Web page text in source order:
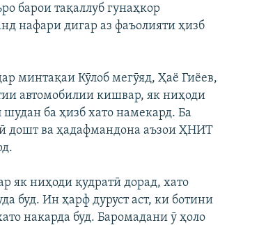
барои тақаллуб гунаҳкор
нафари дигар аз фаъолияти ҳизб
минтақаи Кӯлоб мегӯяд, Ҳаё Гиёев,
автомобилии кишвар, як ниҳоди
ба ҳизб хато намекард. Ба
дошт ва ҳадафмандона аъзои ҲНИТ
як ниҳоди қудратӣ дорад, хато
буд. Ин ҳарф дуруст аст, ки ботини
накарда буд. Баромадани ӯ ҳоло